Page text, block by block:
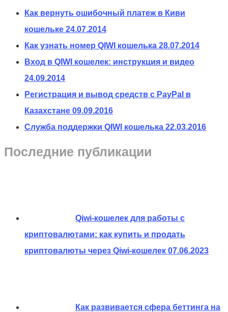
Как вернуть ошибочный платеж в Киви
кошельке 24.07.2014
Как узнать номер QIWI кошелька 28.07.2014
Вход в QIWI кошелек: инструкция и видео
24.09.2014
Регистрация и вывод средств с PayPal в
Казахстане 09.09.2016
Служба поддержки QIWI кошелька 22.03.2016
Последние публикации
Qiwi-кошелек для работы с
криптовалютами: как купить и продать
криптовалюты через Qiwi-кошелек 07.06.2023
Как развивается сфера беттинга на